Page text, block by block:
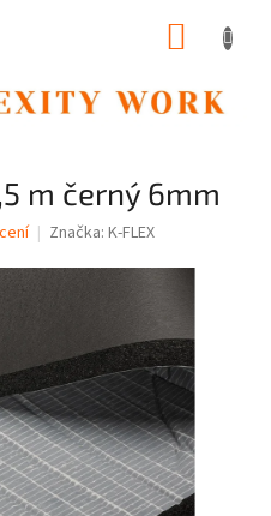
m černý 6mm
Značka: K-FLEX